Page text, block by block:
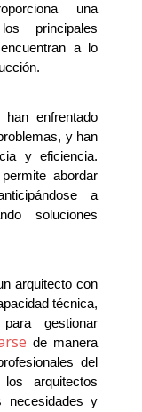
una
principales
a lo
enfrentado
y han
y eficiencia.
abordar
a
soluciones
arquitecto con
técnica,
gestionar
de manera
del
arquitectos
necesidades y